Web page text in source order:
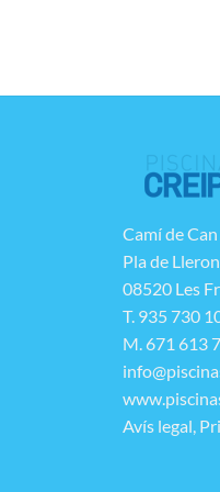
Camí de
Pla de
08520 Les
T. 935 730
M. 671 613
Avís legal,